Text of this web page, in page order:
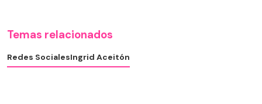
Temas relacionados
Redes SocialesIngrid Aceitón